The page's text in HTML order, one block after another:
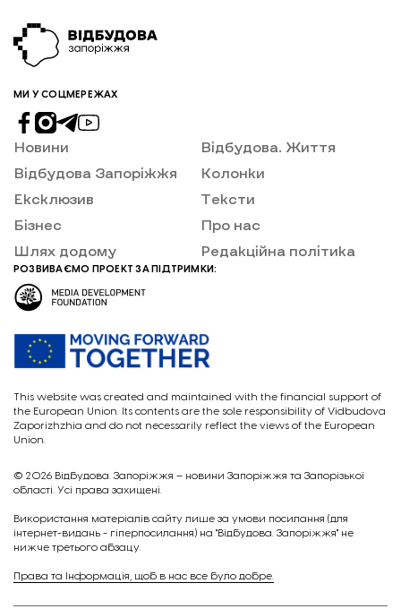
які проєкти вони планують або реалізовують та які є
труднощі в навчанні та на перших етапах.
МИ У СОЦМЕРЕЖАХ
Новини
Відбудова Запоріжжя
Ексклюзив
Бізнес
Шлях додому
Відбудова. Життя
Колонки
Тексти
Про нас
Редакційна політика
РОЗВИВАЄМО ПРОЕКТ ЗА ПІДТРИМКИ:
This website was created and maintained with the financial support of
the European Union. Its contents are the sole responsibility of Vidbudova
Zaporizhzhia and do not necessarily reflect the views of the European
Union.
© 2026 Відбудова. Запоріжжя – новини Запоріжжя та Запорізької
області. Усі права захищені.
Викориcтання матеріалів сайту лише за умови посилання (для
інтернет-видань - гіперпосилання) на "Відбудова. Запоріжжя" не
нижче третього абзацу.
Права та Інформація, щоб в нас все було добре.